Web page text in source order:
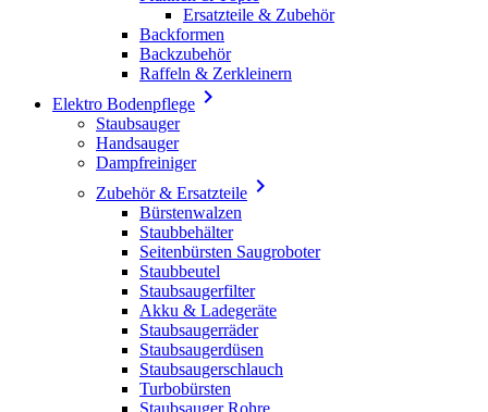
Ersatzteile & Zubehör
Backformen
Backzubehör
Raffeln & Zerkleinern
Elektro Bodenpflege 
Staubsauger
Handsauger
Dampfreiniger
Zubehör & Ersatzteile 
Bürstenwalzen
Staubbehälter
Seitenbürsten Saugroboter
Staubbeutel
Staubsaugerfilter
Akku & Ladegeräte
Staubsaugerräder
Staubsaugerdüsen
Staubsaugerschlauch
Turbobürsten
Staubsauger Rohre